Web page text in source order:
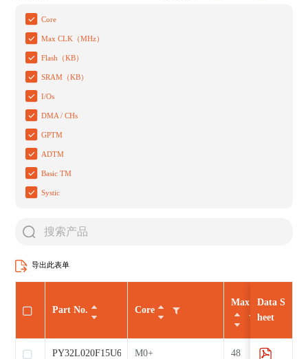
Core
Max CLK（MHz）
Flash（KB）
SRAM（KB）
I/Os
DMA / CHs
GPTM
ADTM
Basic TM
Systic
导出此表单
Core
Max CLK（MHz
M0+ 48
Part No.
PY32L020F15U6
Data S
heet